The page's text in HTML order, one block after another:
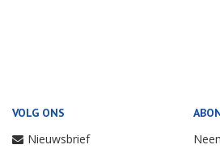
VOLG ONS
Nieuwsbrief